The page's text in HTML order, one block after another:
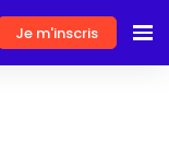
Je m'inscris